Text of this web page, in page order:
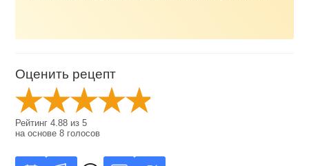
Оценить рецепт
Рейтинг4.88 из5
на основе8 голосов